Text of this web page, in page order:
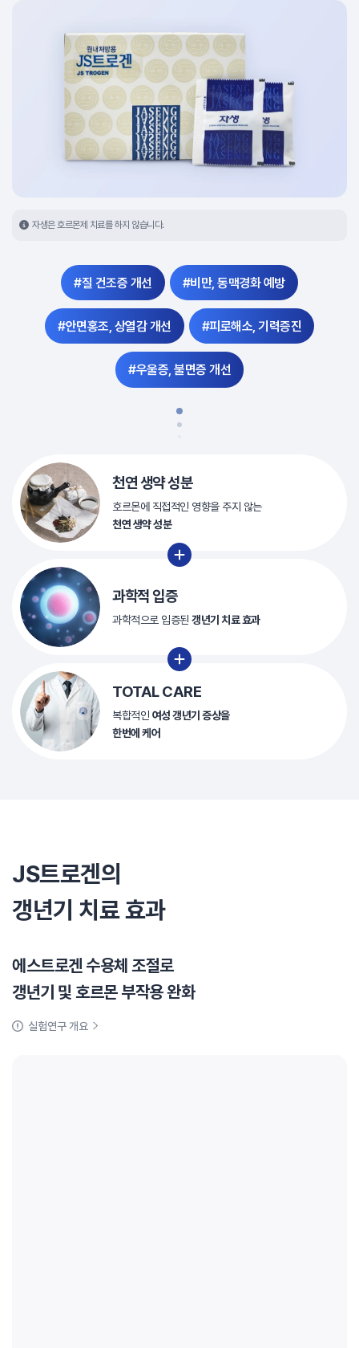
자생은 호르몬제 치료를 하지 않습니다.
#질 건조증 개선 #비만, 동맥경화 예방
#안면홍조, 상열감 개선 #피로해소, 기력증진
#우울증, 불면증 개선
천연 생약 성분
호르몬에 직접적인 영향을 주지 않는
천연 생약 성분
과학적 입증
과학적으로 입증된 갱년기 치료 효과
TOTAL CARE
복합적인 여성 갱년기 증상을
한번에 케어
JS트로겐의
갱년기 치료 효과
에스트로겐 수용체 조절로
갱년기 및 호르몬 부작용 완화
실험연구 개요